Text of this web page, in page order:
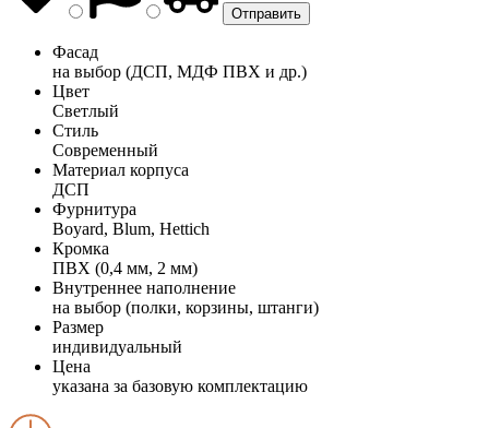
Фасад
на выбор (ДСП, МДФ ПВХ и др.)
Цвет
Светлый
Стиль
Современный
Материал корпуса
ДСП
Фурнитура
Boyard, Blum, Hettich
Кромка
ПВХ (0,4 мм, 2 мм)
Внутреннее наполнение
на выбор (полки, корзины, штанги)
Размер
индивидуальный
Цена
указана за базовую комплектацию